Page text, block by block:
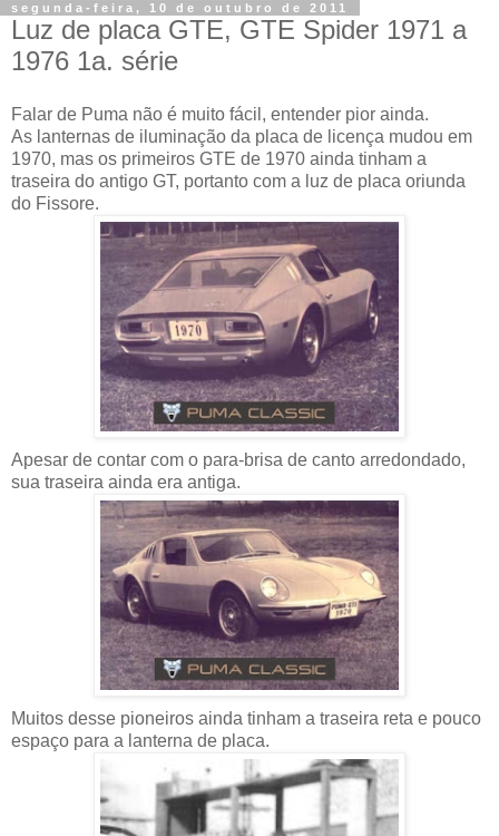
segunda-feira, 10 de outubro de 2011
Luz de placa GTE, GTE Spider 1971 a
1976 1a. série
Falar de Puma não é muito fácil, entender pior ainda.
As lanternas de iluminação da placa de licença mudou em
1970, mas os primeiros GTE de 1970 ainda tinham a
traseira do antigo GT, portanto com a luz de placa oriunda
do Fissore.
Apesar de contar com o para-brisa de canto arredondado,
sua traseira ainda era antiga.
Muitos desse pioneiros ainda tinham a traseira reta e pouco
espaço para a lanterna de placa.